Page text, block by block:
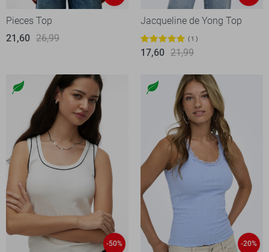
Pieces Top
21,60 26,99
Jacqueline de Yong Top
1
17,60 21,99
-50% -20%